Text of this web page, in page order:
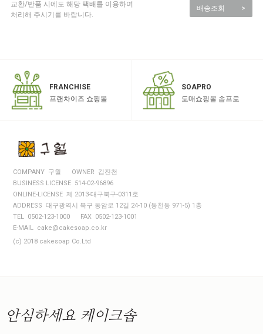
교환/반품 시에도 해당 택배를 이용하여
처리해 주시기를 바랍니다.
배송조회 >
FRANCHISE
프랜차이즈 쇼핑몰
SOAPRO
도매쇼핑몰 솝프로
COMPANY 구월
OWNER 김진천
BUSINESS LICENSE 514-02-96896
ONLINE-LICENSE 제 2013-대구북구-0311호
ADDRESS 대구광역시 북구 동암로 12길 24-10 (동천동 971-5) 1층
TEL 0502-123-1000
FAX 0502-123-1001
E-MAIL cake@cakesoap.co.kr
(c) 2018 cakesoap Co.Ltd
안심하세요 케이크솝